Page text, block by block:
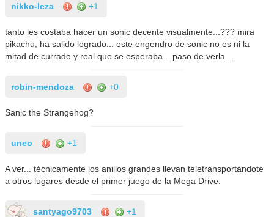
nikko-leza +1
tanto les costaba hacer un sonic decente visualmente...??? mira
pikachu, ha salido logrado... este engendro de sonic no es ni la
mitad de currado y real que se esperaba... paso de verla...
robin-mendoza +0
Sanic the Strangehog?
uneo +1
A ver... técnicamente los anillos grandes llevan teletransportándote
a otros lugares desde el primer juego de la Mega Drive.
santyago9703 +1